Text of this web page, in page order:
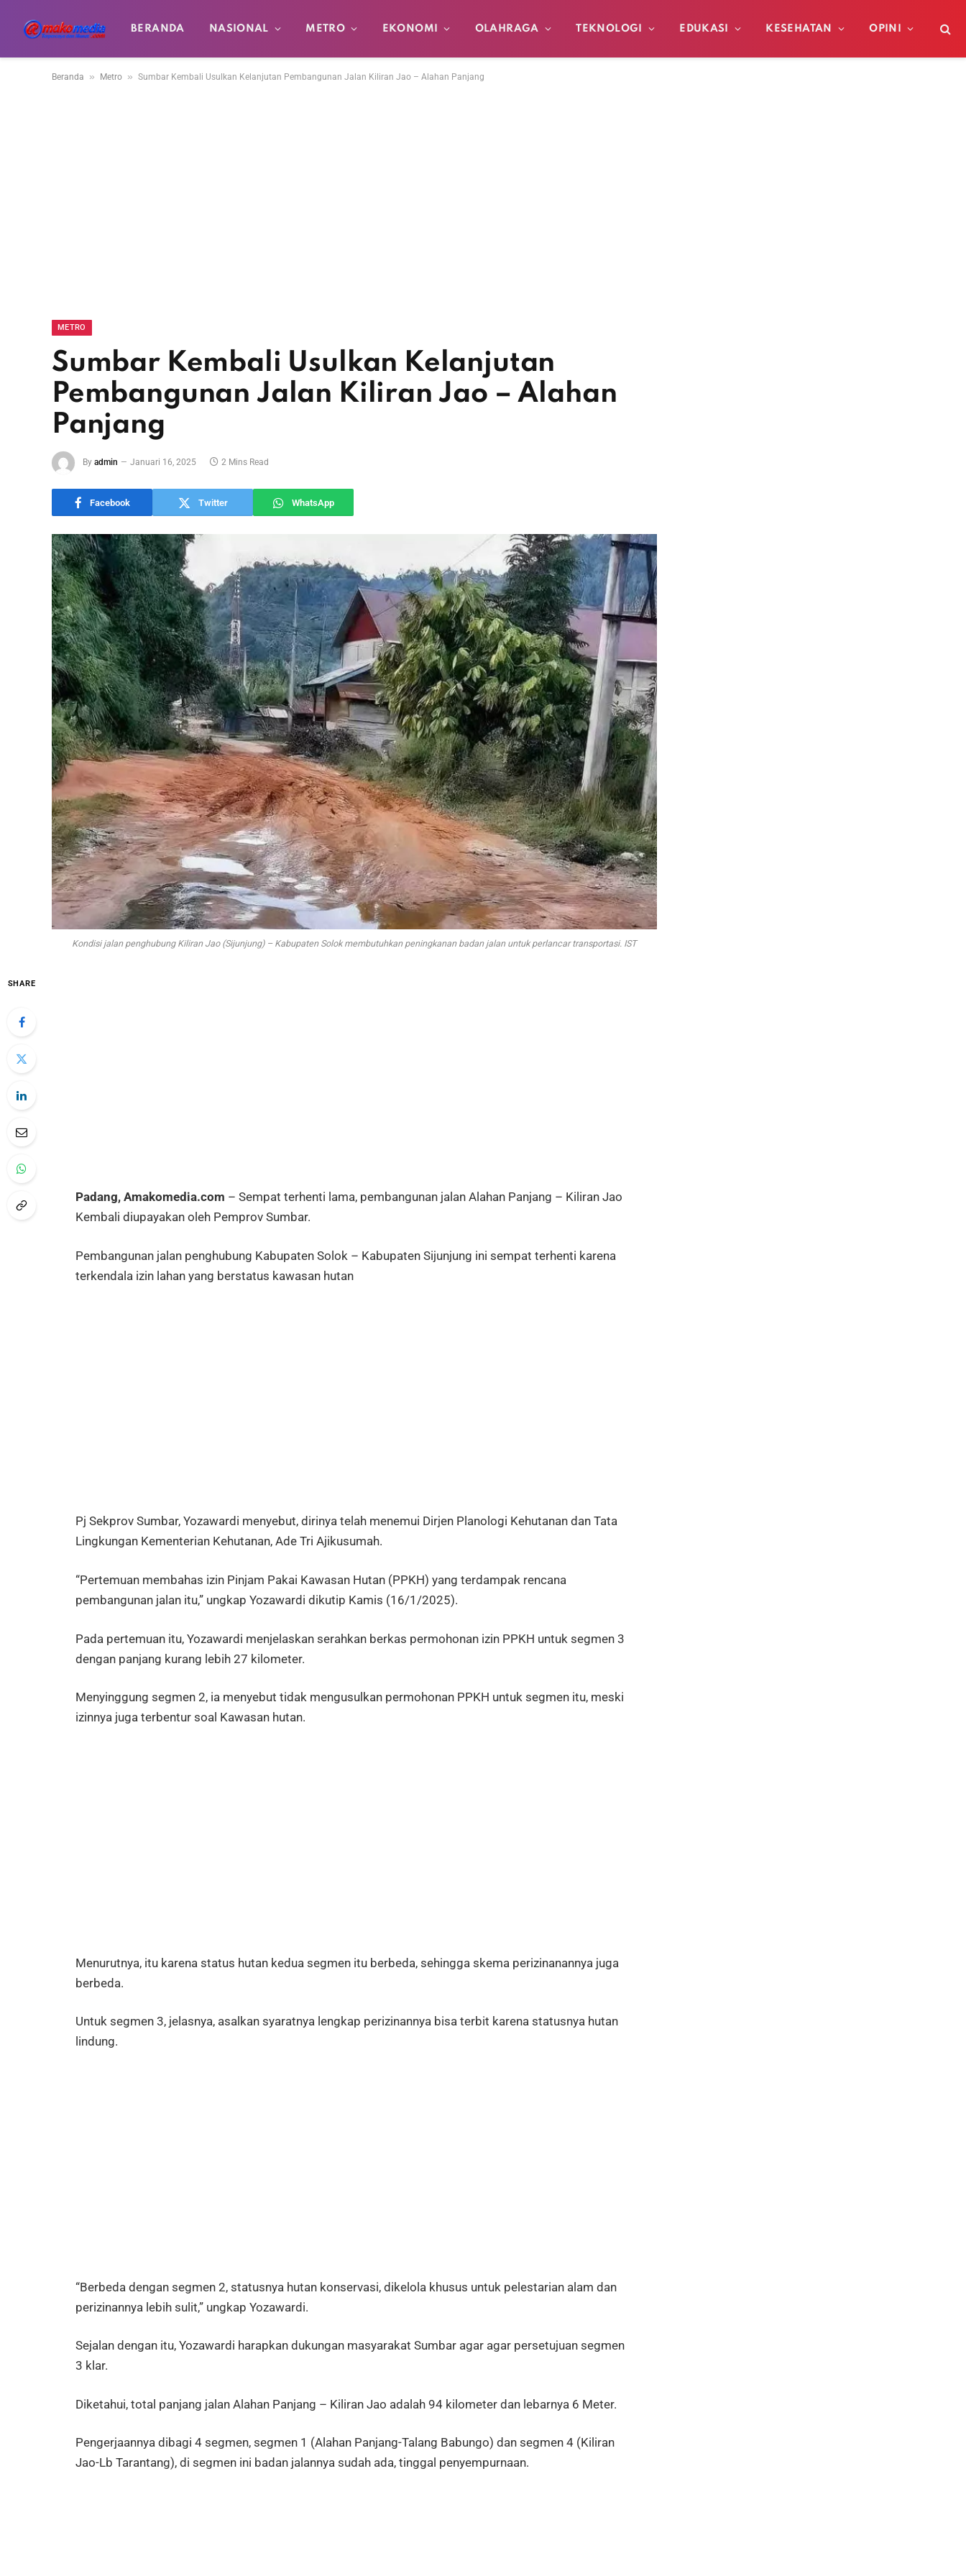
BERANDA NASIONAL METRO EKONOMI OLAHRAGA TEKNOLOGI EDUKASI KESEHATAN OPINI
Beranda » Metro » Sumbar Kembali Usulkan Kelanjutan Pembangunan Jalan Kiliran Jao – Alahan Panjang
METRO
Sumbar Kembali Usulkan Kelanjutan
Pembangunan Jalan Kiliran Jao – Alahan
Panjang
By admin Januari 16, 2025 2 Mins Read
Facebook Twitter WhatsApp
Kondisi jalan penghubung Kiliran Jao (Sijunjung) – Kabupaten Solok membutuhkan peningkanan badan jalan untuk perlancar transportasi. IST
SHARE
Padang, Amakomedia.com – Sempat terhenti lama, pembangunan jalan Alahan Panjang – Kiliran Jao
Kembali diupayakan oleh Pemprov Sumbar.
Pembangunan jalan penghubung Kabupaten Solok – Kabupaten Sijunjung ini sempat terhenti karena
terkendala izin lahan yang berstatus kawasan hutan
Pj Sekprov Sumbar, Yozawardi menyebut, dirinya telah menemui Dirjen Planologi Kehutanan dan Tata
Lingkungan Kementerian Kehutanan, Ade Tri Ajikusumah.
“Pertemuan membahas izin Pinjam Pakai Kawasan Hutan (PPKH) yang terdampak rencana
pembangunan jalan itu,” ungkap Yozawardi dikutip Kamis (16/1/2025).
Pada pertemuan itu, Yozawardi menjelaskan serahkan berkas permohonan izin PPKH untuk segmen 3
dengan panjang kurang lebih 27 kilometer.
Menyinggung segmen 2, ia menyebut tidak mengusulkan permohonan PPKH untuk segmen itu, meski
izinnya juga terbentur soal Kawasan hutan.
Menurutnya, itu karena status hutan kedua segmen itu berbeda, sehingga skema perizinanannya juga
berbeda.
Untuk segmen 3, jelasnya, asalkan syaratnya lengkap perizinannya bisa terbit karena statusnya hutan
lindung.
“Berbeda dengan segmen 2, statusnya hutan konservasi, dikelola khusus untuk pelestarian alam dan
perizinannya lebih sulit,” ungkap Yozawardi.
Sejalan dengan itu, Yozawardi harapkan dukungan masyarakat Sumbar agar agar persetujuan segmen
3 klar.
Diketahui, total panjang jalan Alahan Panjang – Kiliran Jao adalah 94 kilometer dan lebarnya 6 Meter.
Pengerjaannya dibagi 4 segmen, segmen 1 (Alahan Panjang-Talang Babungo) dan segmen 4 (Kiliran
Jao-Lb Tarantang), di segmen ini badan jalannya sudah ada, tinggal penyempurnaan.